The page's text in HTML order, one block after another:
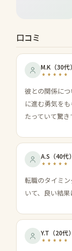
口コミ
M.K （30代）
彼との関係に
に進む勇気を
たっていて驚き
A.S （40代）
転職のタイミ
いて、良い結
Y.T （20代）